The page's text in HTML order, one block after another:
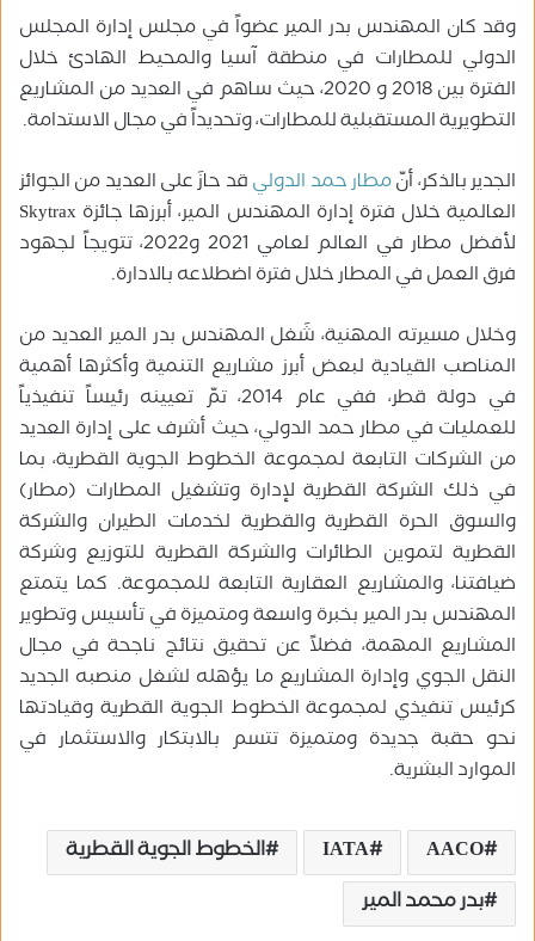
وقد كان المهندس بدر المير عضواً في مجلس إدارة المجلس
الدولي للمطارات في منطقة آسيا والمحيط الهادئ خلال
الفترة بين 2018 و 2020، حيث ساهم في العديد من المشاريع
التطويرية المستقبلية للمطارات، وتحديداً في مجال الاستدامة.
الجدير بالذكر، أنّمطار حمد الدوليقد حازَ على العديد من الجوائز
العالمية خلال فترة إدارة المهندس المير، أبرزها جائزة Skytrax
لأفضل مطار في العالم لعامي 2021 و2022، تتويجاً لجهود
فرق العمل في المطار خلال فترة اضطلاعه بالادارة.
وخلال مسيرته المهنية، شَغل المهندس بدر المير العديد من
المناصب القيادية لبعض أبرز مشاريع التنمية وأكثرها أهمية
في دولة قطر، ففي عام 2014، تمّ تعيينه رئيساً تنفيذياً
للعمليات في مطار حمد الدولي، حيث أشرف على إدارة العديد
من الشركات التابعة لمجموعة الخطوط الجوية القطرية، بما
في ذلك الشركة القطرية لإدارة وتشغيل المطارات (مطار)
والسوق الحرة القطرية والقطرية لخدمات الطيران والشركة
القطرية لتموين الطائرات والشركة القطرية للتوزيع وشركة
ضيافتنا، والمشاريع العقارية التابعة للمجموعة. كما يتمتع
المهندس بدر المير بخبرة واسعة ومتميزة في تأسيس وتطوير
المشاريع المهمة، فضلاً عن تحقيق نتائج ناجحة في مجال
النقل الجوي وإدارة المشاريع ما يؤهله لشغل منصبه الجديد
كرئيس تنفيذي لمجموعة الخطوط الجوية القطرية وقيادتها
نحو حقبة جديدة ومتميزة تتسم بالابتكار والاستثمار في
الموارد البشرية.
AACO
IATA
الخطوط الجوية القطرية
بدر محمد المير